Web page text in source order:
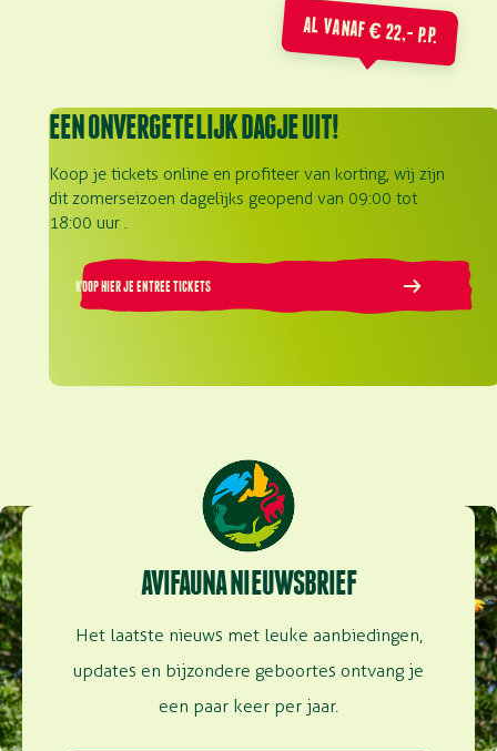
AL VANAF € 22,- P.P.
EEN ONVERGETELIJK DAGJE UIT!
Koop je tickets online en profiteer van korting, wij zijn
dit zomerseizoen dagelijks geopend van 09:00 tot
18:00 uur .
KOOP HIER JE ENTREE TICKETS
AVIFAUNA NIEUWSBRIEF
Het laatste nieuws met leuke aanbiedingen,
updates en bijzondere geboortes ontvang je
een paar keer per jaar.